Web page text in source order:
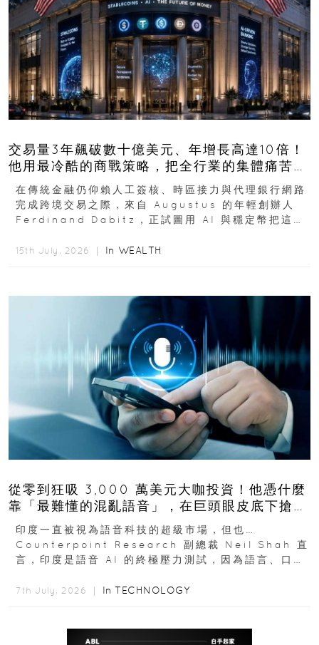
交易量3年飆破數十億美元、年增長高達10倍！
他用最冷酷的商戰策略，把全行業的集體痛苦榨
成百億金庫
在傳統金融仍仰賴人工簽核、時區接力與代理銀行網路
完成跨境交易之際，來自 Augustus 的年輕創辦人
Ferdinand Dabitz，正試圖用 AI 與穩定幣把這套
15th July, 2026 ｜ In WEALTH
從零到狂吸 3,000 萬美元大咖投資！他憑什麼
靠「最難懂的混亂語音」，在巨頭眼皮底下搶下
十億人市場？
印度一直被視為語音科技的超級市場，但也…
Counterpoint Research 副總裁 Neil Shah 直
言，印度是語音 AI 的終極壓力測試，因為語言、口音
7th July, 2026 ｜ In TECHNOLOGY